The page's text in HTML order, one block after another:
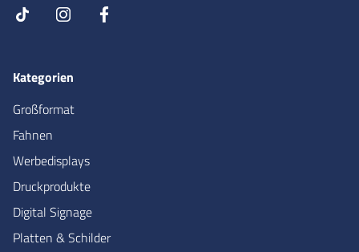
Kategorien
Großformat
Fahnen
Werbedisplays
Druckprodukte
Digital Signage
Platten & Schilder